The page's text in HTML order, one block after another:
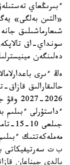
ءبىرىڭعاي
«التىن بەلگى»
شىعارماشىلىق
سونداي-اق
دەلىنگەن
ەڭ ءىرى
حالىقارالىق
مەملەكەتتىك
ب ت سەرتيفيكاتى